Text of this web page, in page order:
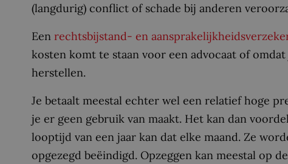
(langdurig) conflict of schade bij anderen
Een rechtsbijstand- en
kosten komt te staan voor een advocaat of
herstellen.
Je betaalt meestal echter wel een relatief hoge
je er geen gebruik van maakt. Het kan dan
looptijd van een jaar kan dat elke maand. Ze
opgezegd beëindigd. Opzeggen kan meestal op